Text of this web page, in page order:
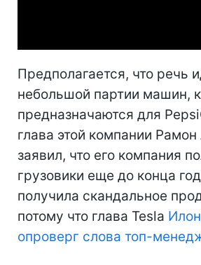
Предполагается, что речь
небольшой партии машин,
предназначаются для
глава этой компании Рамон
заявил, что его компания
грузовики еще до конца
получила скандальное
потому что глава Tesla
опроверг слова топ-